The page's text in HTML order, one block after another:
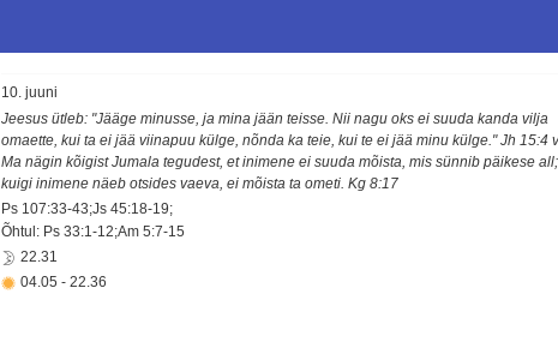
10. juuni
Jeesus ütleb: "Jääge minusse, ja mina jään teisse. Nii nagu oks ei suuda kanda vilja
omaette, kui ta ei jää viinapuu külge, nõnda ka teie, kui te ei jää minu külge." Jh 15:4
Ma nägin kõigist Jumala tegudest, et inimene ei suuda mõista, mis sünnib päikese all;
kuigi inimene näeb otsides vaeva, ei mõista ta ometi. Kg 8:17
Ps 107:33-43;Js 45:18-19;
Õhtul: Ps 33:1-12;Am 5:7-15
22.31
04.05 - 22.36